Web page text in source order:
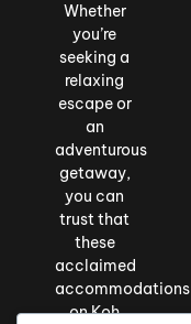
Whether
you’re
seeking a
relaxing
escape or
an
adventurous
getaway,
you can
trust that
these
acclaimed
accommodations
on Koh